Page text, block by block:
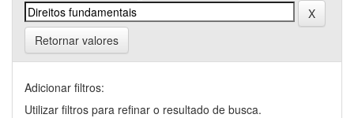
Retornar valores
Adicionar filtros:
Utilizar filtros para refinar o resultado de busca.